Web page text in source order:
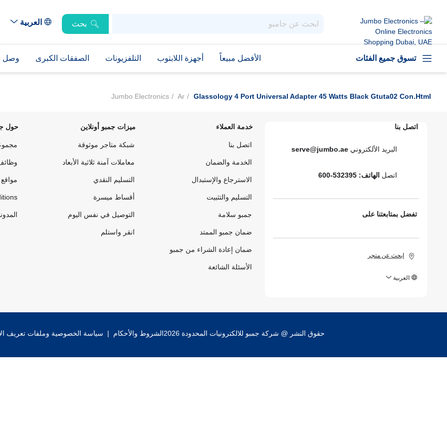
بحث العربية
تسوق جميع الفئات الأفضل مبيعاً أجهزة اللابتوب التلفزيونات الصفقات الكبرى وصل
Jumbo Electronics Ar Glassology 4 Port Universal Adapter 45 Watts Black Gtuta02 Con.html
اتصل بنا
البريد الألكتروني serve@jumbo.ae
اتصل الهاتف: 532395-600
تفضل بمتابعتنا على
ابحث عن متجر
العربية
خدمة العملاء
اتصل بنا
الخدمة والضمان
الاسترجاع والإستبدال
التسليم والتثبيت
جمبو سلامة
ضمان جمبو الممتد
ضمان إعادة الشراء من جمبو
الأسئلة الشائعة
ميزات جمبو أونلاين
شبكة متاجر موثوقة
معاملات آمنة ثلاثية الأبعاد
التسليم النقدي
أقساط ميسرة
التوصيل في نفس اليوم
انقر واستلم
حول
حقوق النشر @ شركة جمبو للالكترونيات المحدودة 2026 الشروط والأحكام | سياسة الخصوصية وملفات تعريف